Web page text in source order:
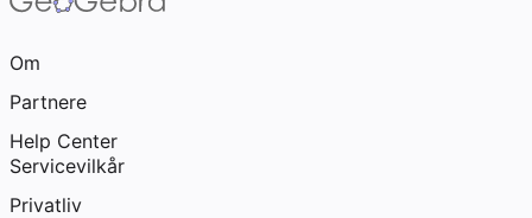
Om
Partnere
Help Center
Servicevilkår
Privatliv